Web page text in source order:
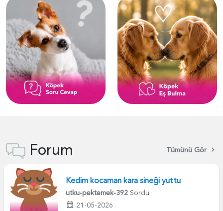
Forum Tümünü Gör
Kedim kocaman kara sineği yuttu
utku-pektemek-392 Sordu
21-05-2026